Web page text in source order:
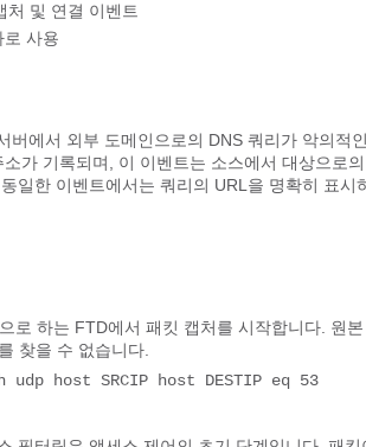
처 및 연결 이벤트
로 사용
버에서 외부 도메인으로의 DNS 쿼리가 악의적
가 기록되며, 이 이벤트는 소스에서 대상으로
일한 이벤트에서는 쿼리의 URL을 명확히 표
로 하는 FTD에서 패킷 캡처를 시작합니다. 원
찾을 수 없습니다.
host SRCIP host DESTIP eq 53